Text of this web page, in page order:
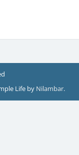
Life by Nilambar.